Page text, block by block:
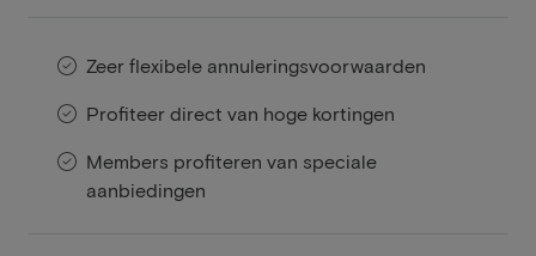
Zeer flexibele annuleringsvoorwaarden
Profiteer direct van hoge kortingen
Members profiteren van speciale
aanbiedingen